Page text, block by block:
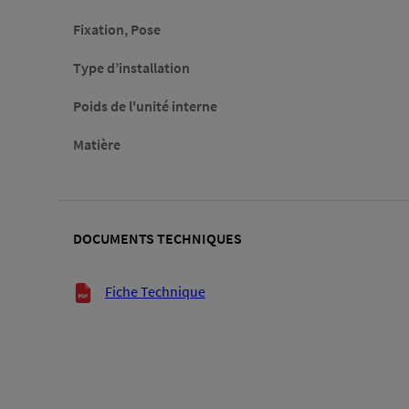
Fixation, Pose
Type d’installation
Poids de l'unité interne
Matière
DOCUMENTS TECHNIQUES
Documents techniques
Fiche Technique